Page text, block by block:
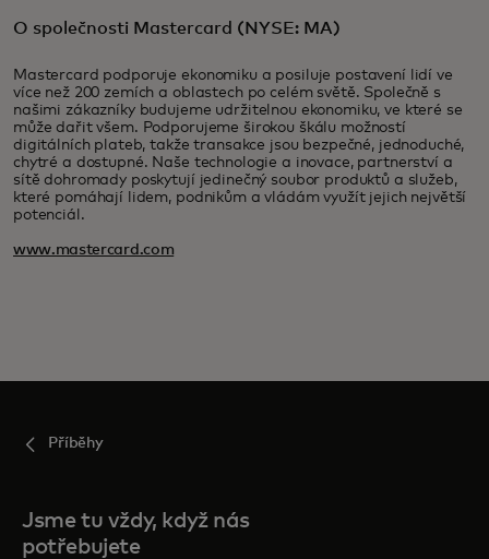
O společnosti Mastercard (NYSE: MA)
Mastercard podporuje ekonomiku a posiluje postavení lidí ve
více než 200 zemích a oblastech po celém světě. Společně s
našimi zákazníky budujeme udržitelnou ekonomiku, ve které se
může dařit všem. Podporujeme širokou škálu možností
digitálních plateb, takže transakce jsou bezpečné, jednoduché,
chytré a dostupné. Naše technologie a inovace, partnerství a
sítě dohromady poskytují jedinečný soubor produktů a služeb,
které pomáhají lidem, podnikům a vládám využít jejich největší
potenciál.
www.mastercard.com
Příběhy
Jsme tu vždy, když nás
potřebujete